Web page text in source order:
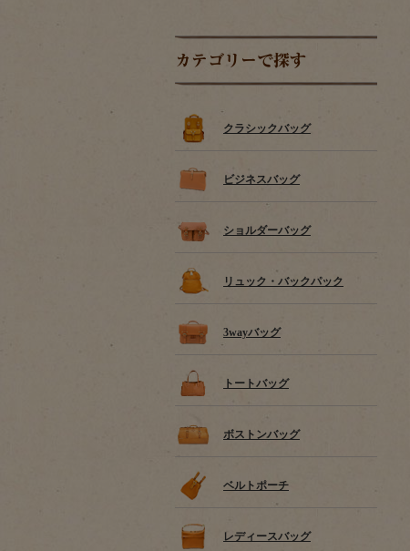
カテゴリーで探す
クラシックバッグ
ビジネスバッグ
ショルダーバッグ
リュック・バックパック
3wayバッグ
トートバッグ
ボストンバッグ
ベルトポーチ
レディースバッグ